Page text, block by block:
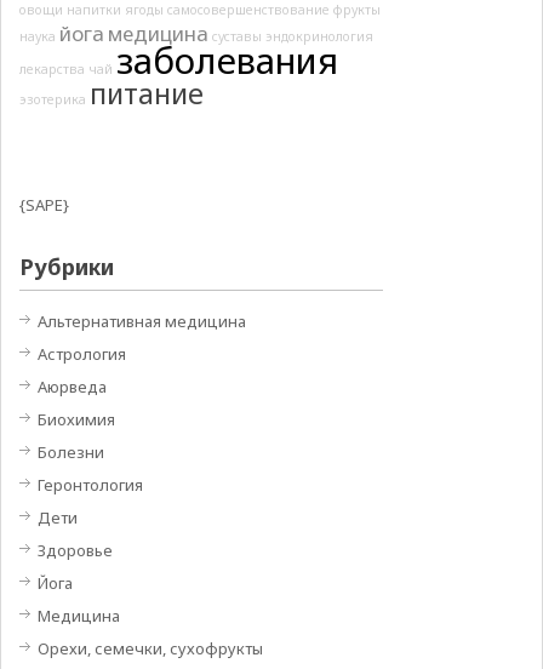
овощи напитки ягоды самосовершенствование фрукты
наука йога медицина суставы эндокринология
лекарства чай заболевания
эзотерика питание
{SAPE}
Рубрики
Альтернативная медицина
Астрология
Аюрведа
Биохимия
Болезни
Геронтология
Дети
Здоровье
Йога
Медицина
Орехи, семечки, сухофрукты